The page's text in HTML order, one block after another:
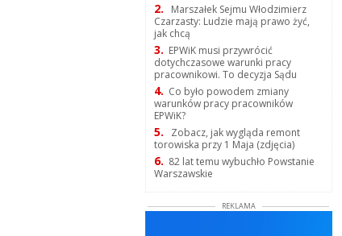
2.
Marszałek Sejmu Włodzimierz
Czarzasty: Ludzie mają prawo żyć,
jak chcą
3. EPWiK musi przywrócić
dotychczasowe warunki pracy
pracownikowi. To decyzja Sądu
4. Co było powodem zmiany
warunków pracy pracowników
EPWiK?
5.
Zobacz, jak wygląda remont
torowiska przy 1 Maja (zdjęcia)
6. 82 lat temu wybuchło Powstanie
Warszawskie
REKLAMA